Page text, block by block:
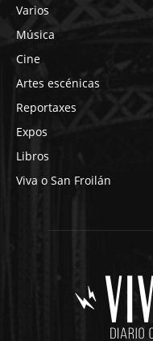
Varios
Música
Cine
Artes escénicas
Reportaxes
Expos
Libros
Viva o San Froilán